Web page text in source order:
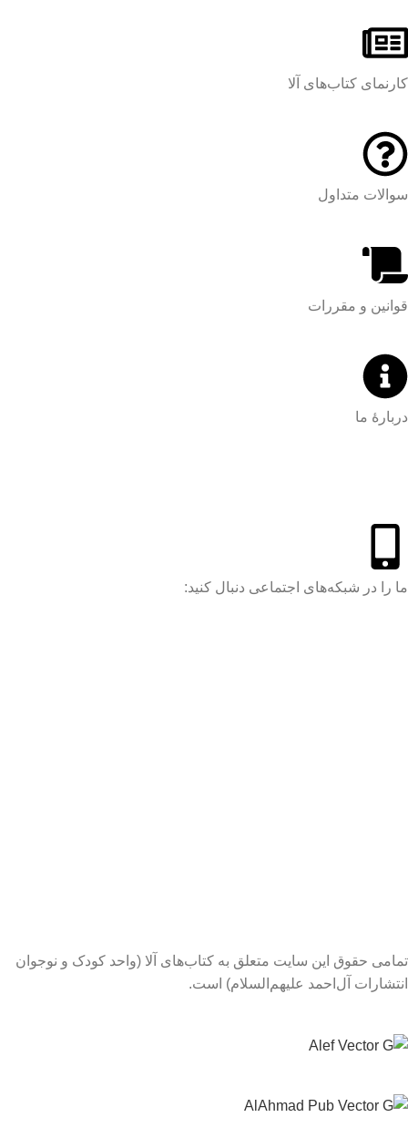
کارنمای کتاب‌های آلا
سوالات متداول
قوانین و مقررات
دربارۀ ما
ما را در شبکه‌های اجتماعی دنبال کنید:
تمامی حقوق این سایت متعلق به کتاب‌های آلا (واحد کودک و نوجوان
انتشارات آل‌احمد علیهم‌السلام) است.